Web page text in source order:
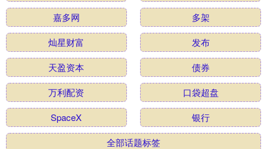
嘉多网
多架
灿星财富
发布
天盈资本
债券
万利配资
口袋超盘
SpaceX
银行
全部话题标签